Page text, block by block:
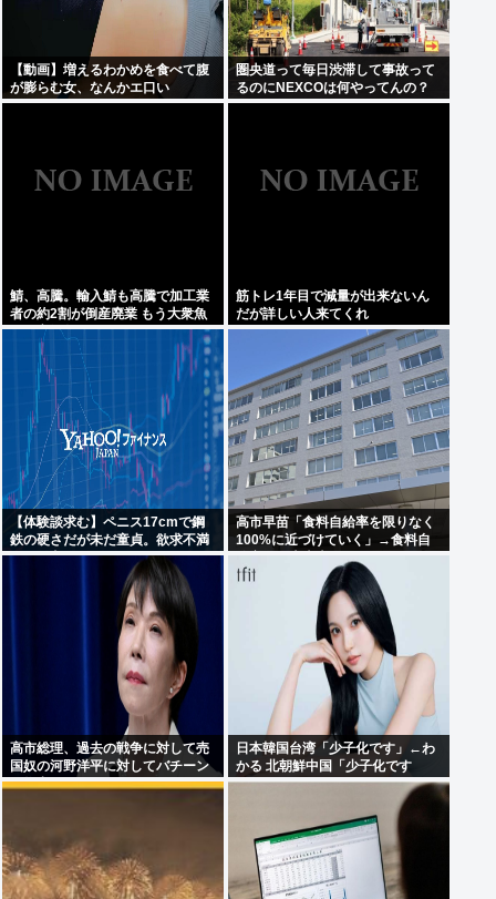
【動画】増えるわかめを食べて腹
が膨らむ女、なんかエ口い
圏央道って毎日渋滞して事故って
るのにNEXCOは何やってんの？
鯖、高騰。輸入鯖も高騰で加工業
者の約2割が倒産廃業 もう大衆魚
から高級魚へ…
筋トレ1年目で減量が出来ないん
だが詳しい人来てくれ
【体験談求む】ペニス17cmで鋼
鉄の硬さだが未だ童貞。欲求不満
パート主婦とかならペニスだけで
高市早苗「食料自給率を限りなく
100%に近づけていく」→食料自
給率が日本史上最低になってしま
う
高市総理、過去の戦争に対して売
国奴の河野洋平に対してバチーン
と物申してしまう
日本韓国台湾「少子化です」←わ
かる 北朝鮮中国「少子化です